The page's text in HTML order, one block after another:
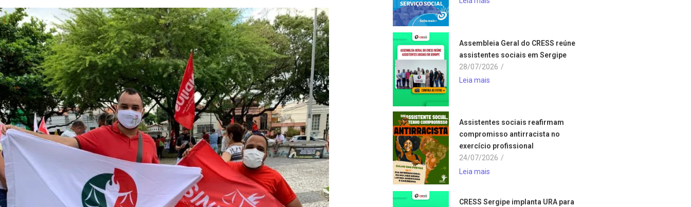
Assembleia Geral do CRESS reúne
assistentes sociais em Sergipe
28/07/2026 /
Leia mais
Assistentes sociais reafirmam
compromisso antirracista no
exercício profissional
24/07/2026 /
Leia mais
CRESS Sergipe implanta URA para